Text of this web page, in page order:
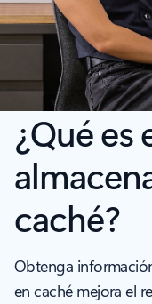
¿Qué es
caché?
Obtenga
en caché mejora el